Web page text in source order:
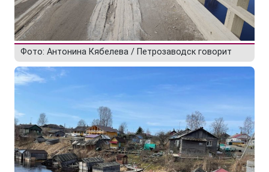
Фото: Антонина Кябелева / Петрозаводск говорит